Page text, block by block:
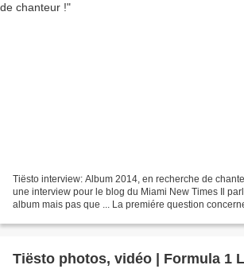
Tiësto interview: Album 2014, en recherche de
une interview pour le blog du Miami New Times Il
album mais pas que ... La premiére question
Tiësto photos, vidéo | Formula 1